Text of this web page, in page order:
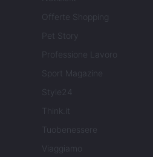
Offerte Shopping
Pet Story
Professione Lavoro
Sport Magazine
Style24
Think.it
Tuobenessere
Viaggiamo